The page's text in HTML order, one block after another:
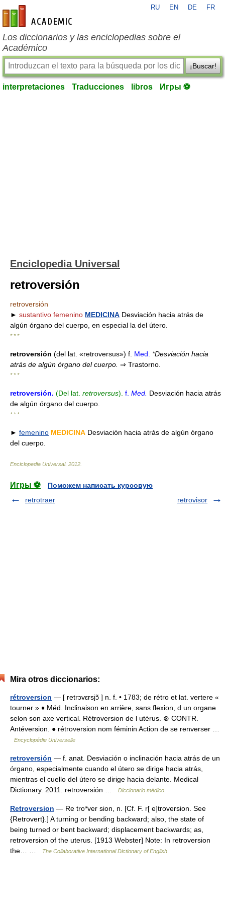
es-academic.com
RU EN DE FR
Los diccionarios y las enciclopedias sobre el
Académico
¡Buscar!
interpretaciones Traducciones libros Игры ⚽
Enciclopedia Universal
retroversión
retroversión
► sustantivo femenino MEDICINA Desviación hacia atrás de
algún órgano del cuerpo, en especial la del útero.
* * *
retroversión (del lat. «retroversus») f. Med.
*Desviación hacia
atrás de algún órgano del cuerpo. ⇒ Trastorno.
* * *
retroversión. (Del lat. retroversus). f. Med. Desviación hacia atrás
de algún órgano del cuerpo.
* * *
► femenino MEDICINA Desviación hacia atrás de algún órgano
del cuerpo.
Enciclopedia Universal. 2012
Игры ⚽
Поможем написать курсовую
retrotraer
retrovisor
Mira otros diccionarios:
rétroversion — [ retrɔvɛrsjɔ̃ ] n. f. • 1783; de rétro et lat. vertere «
tourner » ♦ Méd. Inclinaison en arrière, sans flexion, d un organe
selon son axe vertical. Rétroversion de l utérus. ⊗ CONTR.
Antéversion. ● rétroversion nom féminin Action de se renverser …
Encyclopédie Universelle
retroversión — f. anat. Desviación o inclinación hacia atrás de un
órgano, especialmente cuando el útero se dirige hacia atrás,
mientras el cuello del útero se dirige hacia delante. Medical
Dictionary. 2011. retroversión …
Diccionario médico
Retroversion — Re tro*ver sion, n. [Cf. F. r[ e]troversion. See
{Retrovert}.] A turning or bending backward; also, the state of
being turned or bent backward; displacement backwards; as,
retroversion of the uterus. [1913 Webster] Note: In retroversion
the… …
The Collaborative International Dictionary of English